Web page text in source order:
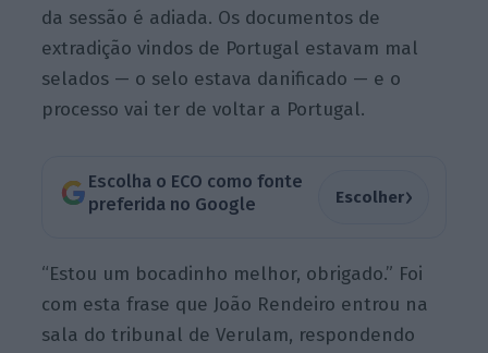
da sessão é adiada. Os documentos de
extradição vindos de Portugal estavam mal
selados — o selo estava danificado — e o
processo vai ter de voltar a Portugal.
Escolha o ECO como fonte
preferida no Google
Escolher›
“Estou um bocadinho melhor, obrigado.” Foi
com esta frase que João Rendeiro entrou na
sala do tribunal de Verulam, respondendo